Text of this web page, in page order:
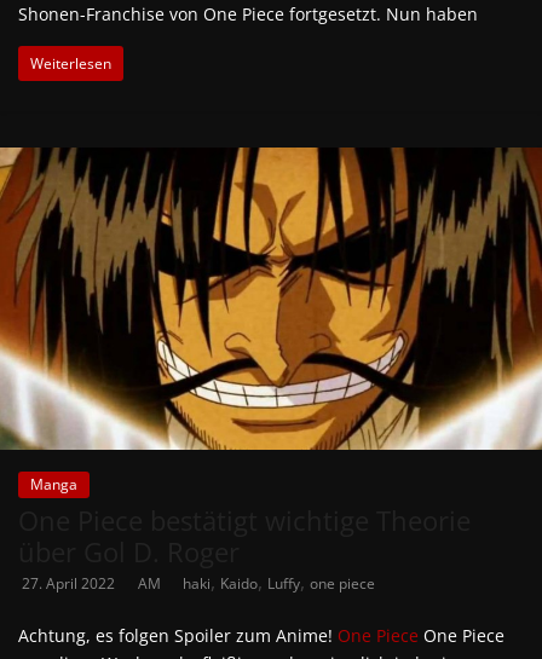
Shonen-Franchise von One Piece fortgesetzt. Nun haben
Weiterlesen
Manga
27. April 2022 AM haki, Kaido, Luffy, one piece
Achtung, es folgen Spoiler zum Anime! One Piece One Piece